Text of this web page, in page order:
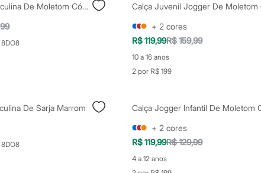
Calça Baggy Masculina De Moletom Cós Elástico Verde
+ 2 cores
R$ 119,99R$ 159,99
10 a 16 anos
2 por R$ 199
De Sarja Marrom
+ 2 cores
R$ 119,99R$ 129,99
4 a 12 anos